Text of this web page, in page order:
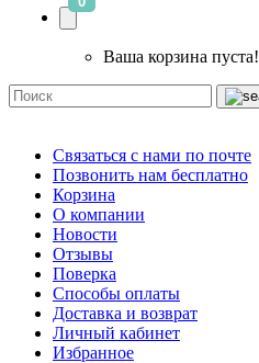
Ваша корзина пуста!
Связаться с нами по почте
Позвонить нам бесплатно
Корзина
О компании
Новости
Отзывы
Поверка
Способы оплаты
Доставка и возврат
Личный кабинет
Избранное